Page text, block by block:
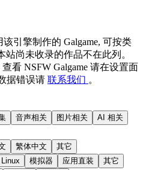
引擎制作的 Galgame, 可按类
站尚未收录的作品不在此列。
看 NSFW Galgame 请在设置面
据错误请 联系我们 。
音声相关 图片相关
AI 相关
繁体中文
其它
Linux 模拟器 应用直装
其它